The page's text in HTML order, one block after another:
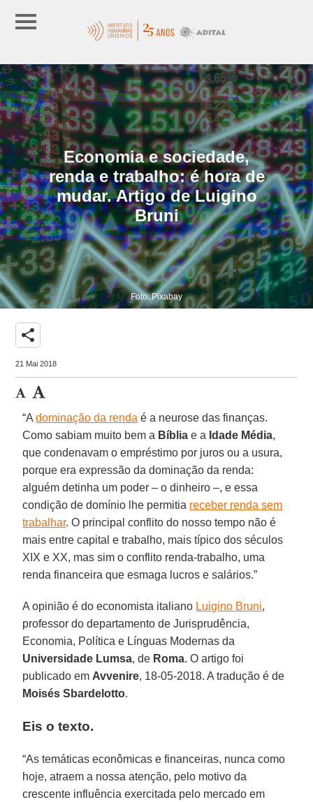
Economia e sociedade,
renda e trabalho: é hora de
mudar. Artigo de Luigino
Bruni
Foto: Pixabay
share
21 Mai 2018
“Adominação da renda é a neurose das finanças.
Como sabiam muito bem a Bíblia e a Idade Média,
que condenavam o empréstimo por juros ou a usura,
porque era expressão da dominação da renda:
alguém detinha um poder – o dinheiro –, e essa
condição de domínio lhe permitia receber renda sem
trabalhar. O principal conflito do nosso tempo não é
mais entre capital e trabalho, mais típico dos séculos
XIX e XX, mas sim o conflito renda-trabalho, uma
renda financeira que esmaga lucros e salários.”
A opinião é do economista italiano Luigino Bruni,
professor do departamento de Jurisprudência,
Economia, Política e Línguas Modernas da
Universidade Lumsa, de Roma. O artigo foi
publicado em Avvenire, 18-05-2018. A tradução é de
Moisés Sbardelotto.
Eis o texto.
“As temáticas econômicas e financeiras, nunca como
hoje, atraem a nossa atenção, pelo motivo da
crescente influência exercitada pelo mercado em